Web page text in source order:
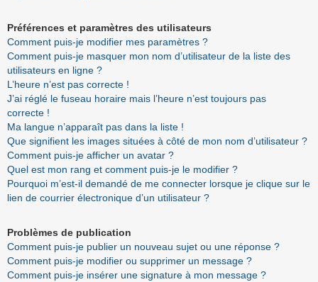
Préférences et paramètres des utilisateurs
Comment puis-je modifier mes paramètres ?
Comment puis-je masquer mon nom d’utilisateur de la liste des
utilisateurs en ligne ?
L’heure n’est pas correcte !
J’ai réglé le fuseau horaire mais l’heure n’est toujours pas
correcte !
Ma langue n’apparaît pas dans la liste !
Que signifient les images situées à côté de mon nom d’utilisateur ?
Comment puis-je afficher un avatar ?
Quel est mon rang et comment puis-je le modifier ?
Pourquoi m’est-il demandé de me connecter lorsque je clique sur le
lien de courrier électronique d’un utilisateur ?
Problèmes de publication
Comment puis-je publier un nouveau sujet ou une réponse ?
Comment puis-je modifier ou supprimer un message ?
Comment puis-je insérer une signature à mon message ?